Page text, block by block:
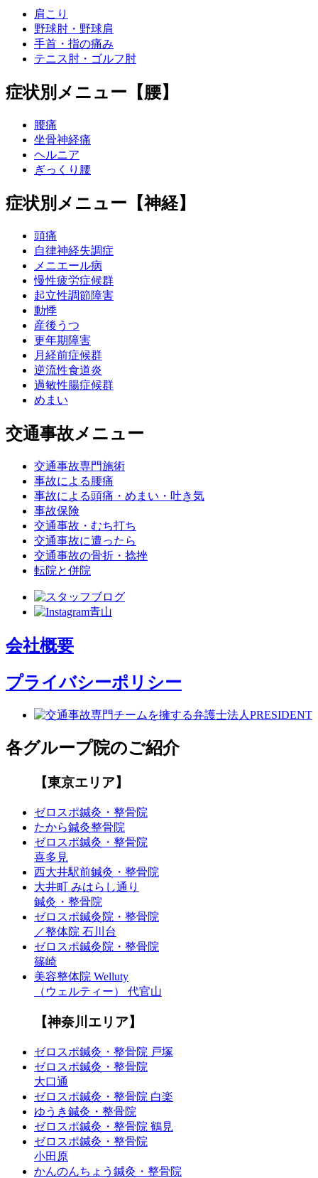
肩こり
野球肘・野球肩
手首・指の痛み
テニス肘・ゴルフ肘
症状別メニュー【腰】
腰痛
坐骨神経痛
ヘルニア
ぎっくり腰
症状別メニュー【神経】
頭痛
自律神経失調症
メニエール病
慢性疲労症候群
起立性調節障害
動悸
産後うつ
更年期障害
月経前症候群
逆流性食道炎
過敏性腸症候群
めまい
交通事故メニュー
交通事故専門施術
事故による腰痛
事故による頭痛・めまい・吐き気
事故保険
交通事故・むち打ち
交通事故に遭ったら
交通事故の骨折・捻挫
転院と併院
会社概要
プライバシーポリシー
各グループ院のご紹介
【東京エリア】
ゼロスポ鍼灸・整骨院
たから鍼灸整骨院
ゼロスポ鍼灸・整骨院
喜多見
西大井駅前鍼灸・整骨院
大井町 みはらし通り
鍼灸・整骨院
ゼロスポ鍼灸院・整骨院
／整体院 石川台
ゼロスポ鍼灸院・整骨院
篠崎
美容整体院 Welluty
（ウェルティー） 代官山
【神奈川エリア】
ゼロスポ鍼灸・整骨院 戸塚
ゼロスポ鍼灸・整骨院
大口通
ゼロスポ鍼灸・整骨院 白楽
ゆうき鍼灸・整骨院
ゼロスポ鍼灸・整骨院 鶴見
ゼロスポ鍼灸・整骨院
小田原
かんのんちょう鍼灸・整骨院